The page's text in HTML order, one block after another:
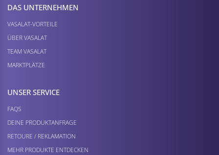
DAS UNTERNEHMEN
VASALAT-VORTEILE
ÜBER VASALAT
TEAM VASALAT
MARKTPLÄTZE
UNSER SERVICE
FAQS
DEINE PRODUKTANFRAGE
RETOURE / REKLAMATION
MEHR PRODUKTE ENTDECKEN